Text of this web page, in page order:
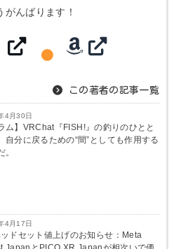
がんばります！
この著者の記事一覧
4月30日
ム】VRChat『FISH!』の釣りのひとと
自分に戻るための“間”としても作用する
。
4月17日
ドセット値上げのお知らせ：Meta